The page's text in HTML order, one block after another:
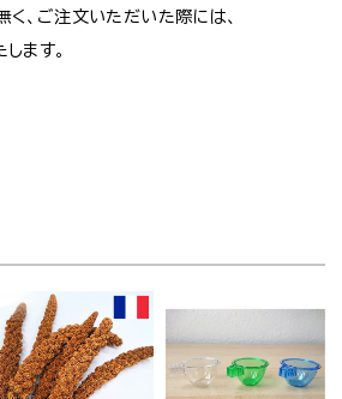
、ご注文いただいた際には、
ます。